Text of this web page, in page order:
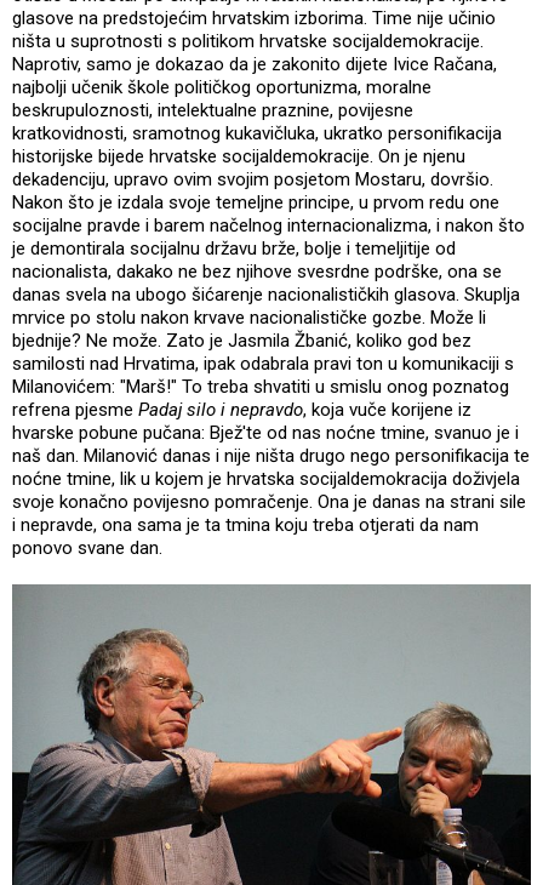
glasove na predstojećim hrvatskim izborima. Time nije učinio
ništa u suprotnosti s politikom hrvatske socijaldemokracije.
Naprotiv, samo je dokazao da je zakonito dijete Ivice Račana,
najbolji učenik škole političkog oportunizma, moralne
beskrupuloznosti, intelektualne praznine, povijesne
kratkovidnosti, sramotnog kukavičluka, ukratko personifikacija
historijske bijede hrvatske socijaldemokracije. On je njenu
dekadenciju, upravo ovim svojim posjetom Mostaru, dovršio.
Nakon što je izdala svoje temeljne principe, u prvom redu one
socijalne pravde i barem načelnog internacionalizma, i nakon što
je demontirala socijalnu državu brže, bolje i temeljitije od
nacionalista, dakako ne bez njihove svesrdne podrške, ona se
danas svela na ubogo šićarenje nacionalističkih glasova. Skuplja
mrvice po stolu nakon krvave nacionalističke gozbe. Može li
bjednije? Ne može. Zato je Jasmila Žbanić, koliko god bez
samilosti nad Hrvatima, ipak odabrala pravi ton u komunikaciji s
Milanovićem: "Marš!" To treba shvatiti u smislu onog poznatog
refrena pjesme Padaj silo i nepravdo, koja vuče korijene iz
hvarske pobune pučana: Bjež'te od nas noćne tmine, svanuo je i
naš dan. Milanović danas i nije ništa drugo nego personifikacija te
noćne tmine, lik u kojem je hrvatska socijaldemokracija doživjela
svoje konačno povijesno pomračenje. Ona je danas na strani sile
i nepravde, ona sama je ta tmina koju treba otjerati da nam
ponovo svane dan.